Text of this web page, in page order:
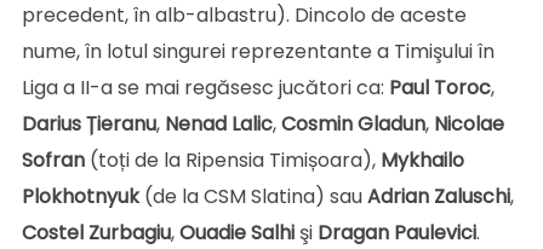
precedent, în alb-albastru). Dincolo de aceste
nume, în lotul singurei reprezentante a Timişului în
Liga a II-a se mai regăsesc jucători ca: Paul Toroc,
Darius Țieranu, Nenad Lalic,Cosmin Gladun, Nicolae
Sofran(toți de la Ripensia Timișoara), Mykhailo
Plokhotnyuk(de la CSM Slatina) sauAdrian Zaluschi,
Costel Zurbagiu,OuadieSalhişi Dragan Paulevici.